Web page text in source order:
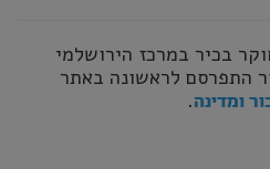
בכיר במרכז הירושלמי
התפרסם לראשונה באתר
ומדינה.